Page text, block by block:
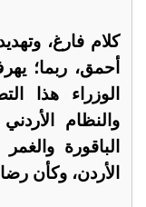
كلام فارغ،
أحمق، ربما؛
الوزراء هذا
والنظام
الباقورة
الأردن، وكأن